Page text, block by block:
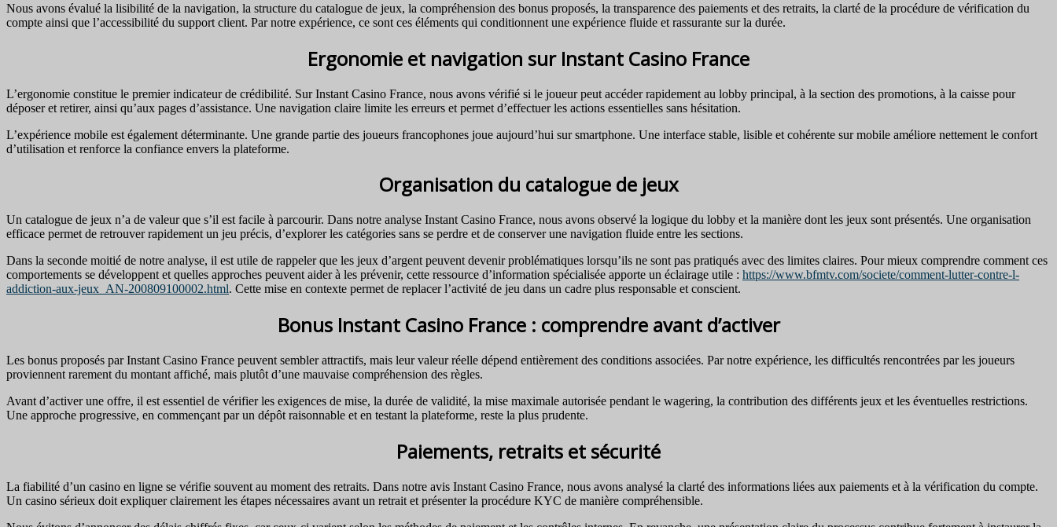
Nous avons évalué la lisibilité de la navigation, la structure du catalogue de jeux, la compréhension des bonus proposés, la transparence des paiements et des retraits, la clarté de la procédure de vérification du
compte ainsi que l’accessibilité du support client. Par notre expérience, ce sont ces éléments qui conditionnent une expérience fluide et rassurante sur la durée.
Ergonomie et navigation sur Instant Casino France
L’ergonomie constitue le premier indicateur de crédibilité. Sur Instant Casino France, nous avons vérifié si le joueur peut accéder rapidement au lobby principal, à la section des promotions, à la caisse pour
déposer et retirer, ainsi qu’aux pages d’assistance. Une navigation claire limite les erreurs et permet d’effectuer les actions essentielles sans hésitation.
L’expérience mobile est également déterminante. Une grande partie des joueurs francophones joue aujourd’hui sur smartphone. Une interface stable, lisible et cohérente sur mobile améliore nettement le confort
d’utilisation et renforce la confiance envers la plateforme.
Organisation du catalogue de jeux
Un catalogue de jeux n’a de valeur que s’il est facile à parcourir. Dans notre analyse Instant Casino France, nous avons observé la logique du lobby et la manière dont les jeux sont présentés. Une organisation
efficace permet de retrouver rapidement un jeu précis, d’explorer les catégories sans se perdre et de conserver une navigation fluide entre les sections.
Dans la seconde moitié de notre analyse, il est utile de rappeler que les jeux d’argent peuvent devenir problématiques lorsqu’ils ne sont pas pratiqués avec des limites claires. Pour mieux comprendre comment ces
comportements se développent et quelles approches peuvent aider à les prévenir, cette ressource d’information spécialisée apporte un éclairage utile : https://www.bfmtv.com/societe/comment-lutter-contre-l-
addiction-aux-jeux_AN-200809100002.html. Cette mise en contexte permet de replacer l’activité de jeu dans un cadre plus responsable et conscient.
Bonus Instant Casino France : comprendre avant d’activer
Les bonus proposés par Instant Casino France peuvent sembler attractifs, mais leur valeur réelle dépend entièrement des conditions associées. Par notre expérience, les difficultés rencontrées par les joueurs
proviennent rarement du montant affiché, mais plutôt d’une mauvaise compréhension des règles.
Avant d’activer une offre, il est essentiel de vérifier les exigences de mise, la durée de validité, la mise maximale autorisée pendant le wagering, la contribution des différents jeux et les éventuelles restrictions.
Une approche progressive, en commençant par un dépôt raisonnable et en testant la plateforme, reste la plus prudente.
Paiements, retraits et sécurité
La fiabilité d’un casino en ligne se vérifie souvent au moment des retraits. Dans notre avis Instant Casino France, nous avons analysé la clarté des informations liées aux paiements et à la vérification du compte.
Un casino sérieux doit expliquer clairement les étapes nécessaires avant un retrait et présenter la procédure KYC de manière compréhensible.